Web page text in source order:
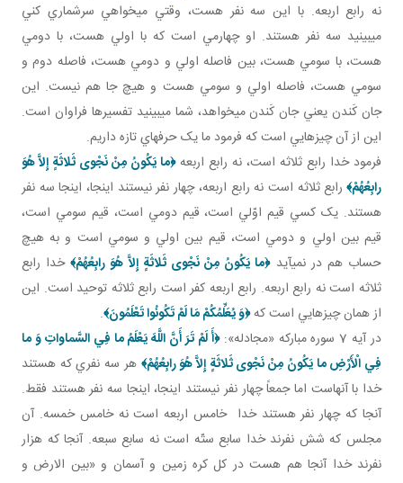
نه رابع اربعه. با اين سه نفر هست، وقتي مي خواهي سرشماري کني
مي بينيد سه نفر هستند. او چهارمي است که با اولي هست، با دومي
هست، با سومي هست، بين فاصله اولي و دومي هست، فاصله دوم و
سومي هست، فاصله اولي و سومي هست و هيچ جا هم نيست. اين
جان کَندن يعني جان کَندن مي خواهد، شما مي بينيد تفسيرها فراوان است.
اين از آن چيزهايي است که فرمود ما يک حرف هاي تازه داريم.
فرمود خدا رابع ثلاثه است، نه رابع اربعه﴿ما يَكُونُ مِنْ نَجْوى‏ ثَلاثَةٍ إِلاَّ هُوَ
رابِعُهُمْ﴾ رابع ثلاثه است نه رابع اربعه، چهار نفر نيستند اينجا، اينجا سه نفر
هستند. يک کسي قيم اوّلي است، قيم دومي است، قيم سومي است،
قيم بين اولي و دومي است، قيم بين اولي و سومي است و به هيچ
حساب هم در نمي آيد﴿ما يَكُونُ مِنْ نَجْوى‏ ثَلاثَةٍ إِلاَّ هُوَ رابِعُهُمْ﴾خدا رابع
ثلاثه است نه رابع اربعه. رابع اربعه کفر است رابع ثلاثه توحيد است. اين
از همان چيزهايي است که﴿وَ يُعَلِّمُكُمْ مَا لَمْ تَكُونُوا تَعْلَمُونَ﴾.
در آيه 7 سوره مبارکه «مجادله»:
﴿أَ لَمْ تَرَ أَنَّ اللَّهَ يَعْلَمُ ما فِي السَّماواتِ وَ ما
فِي الْأَرْضِ ما يَكُونُ مِنْ نَجْوى‏ ثَلاثَةٍ إِلاَّ هُوَ رابِعُهُمْ﴾ هر سه نفري که هستند
خدا با آنهاست اما جمعاً چهار نفر نيستند اينجا، اينجا سه نفر هستند فقط.
آنجا که چهار نفر هستند خدا خامس اربعه است نه خامس خمسه. آن
مجلس که شش نفرند خدا سابع ستّه است نه سابع سبعه. آنجا که هزار
نفرند خدا آنجا هم هست در کل کره زمين و آسمان و «بين الارض و